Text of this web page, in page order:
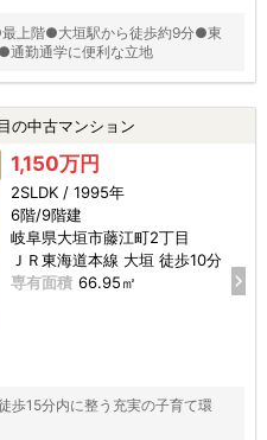
上階●大垣駅から徒歩約9分●東
通勤通学に便利な立地
の中古マンション
1,150万円
2SLDK / 1995年
6階/9階建
岐阜県大垣市藤江町2丁目
ＪＲ東海道本線 大垣 徒歩10分
専有面積 66.95㎡
歩15分内に整う充実の子育て環